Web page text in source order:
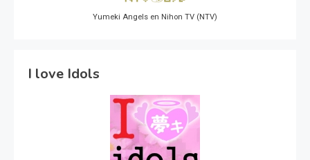
Yumeki Angels en Nihon TV (NTV)
I love Idols